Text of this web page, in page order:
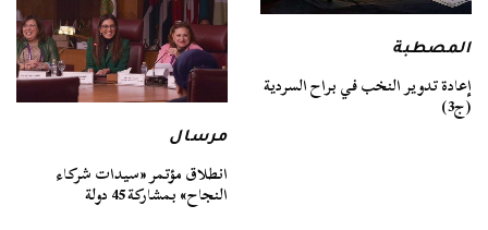
المصطبة
إعادة تدوير النخب في براح السردية
(ج3)
مرسال
انطلاق مؤتمر «سيدات شركاء
النجاح» بمشاركة 45 دولة